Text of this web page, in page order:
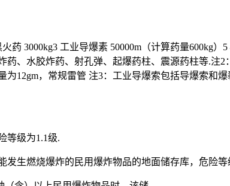
药 3000kg3 工业导爆素 50000m（计算药量600kg
、水胶炸药、射孔弹、起爆药柱、震源药柱等.注
12gm，常规雷管 注3：工业导爆索包括导爆索和
等级为1.1级.
生燃烧爆炸的民用爆炸物品的地面储存库，危险等